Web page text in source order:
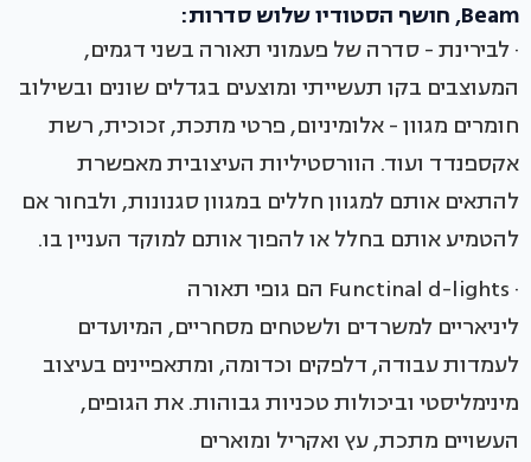
Beam, חושף הסטודיו שלוש סדרות:
· לבירינת - סדרה של פעמוני תאורה בשני דגמים,
המעוצבים בקו תעשייתי ומוצעים בגדלים שונים ובשילוב
חומרים מגוון - אלומיניום, פרטי מתכת, זכוכית, רשת
אקספנדד ועוד. הוורסטיליות העיצובית מאפשרת
להתאים אותם למגוון חללים במגוון סגנונות, ולבחור אם
להטמיע אותם בחלל או להפוך אותם למוקד העניין בו.
· Functinal d-lights הם גופי תאורה
ליניאריים למשרדים ולשטחים מסחריים, המיועדים
לעמדות עבודה, דלפקים וכדומה, ומתאפיינים בעיצוב
מינימליסטי וביכולות טכניות גבוהות. את הגופים,
העשויים מתכת, עץ ואקריל ומוארים